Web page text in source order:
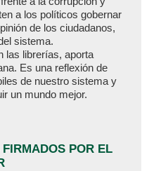
a los políticos gobernar
de los ciudadanos,
sistema.
las librerías, aporta
Es una reflexión de
de nuestro sistema y
un mundo mejor.
POR EL